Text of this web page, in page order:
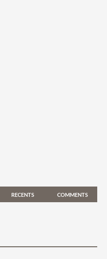
RECENTS COMMENTS